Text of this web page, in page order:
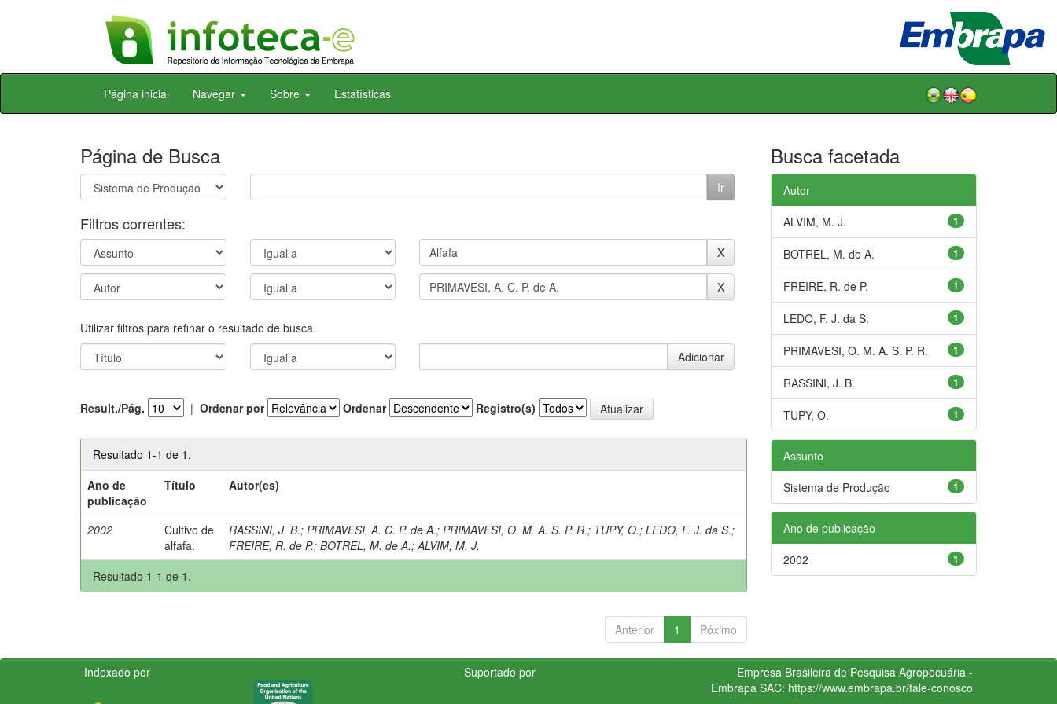
Skip
Página inicial Navegar Sobre Estatísticas
Página de Busca
Filtros correntes:
Utilizar filtros para refinar o resultado de busca.
Result./Pág. | Ordenar por Ordenar Registro(s)
Resultado 1-1 de 1.
Ano de
publicação
Título Autor(es)
2002
Cultivo de
alfafa.
RASSINI, J. B.;PRIMAVESI, A. C. P. de A.;PRIMAVESI, O. M. A. S. P. R.; TUPY, O.;LEDO, F. J. da S.;
FREIRE, R. de P.;BOTREL, M. de A.;ALVIM, M. J.
Resultado 1-1 de 1.
Anterior 1 Póximo
Busca facetada
Autor
1
ALVIM, M. J.
1
BOTREL, M. de A.
1
FREIRE, R. de P.
1
LEDO, F. J. da S.
1
PRIMAVESI, O. M. A. S. P. R.
1
RASSINI, J. B.
1
TUPY, O.
Assunto
1
Sistema de Produção
Ano de publicação
1
2002
Indexado por Suportado por
Empresa Brasileira de Pesquisa Agropecuária -
Embrapa SAC: https://www.embrapa.br/fale-conosco